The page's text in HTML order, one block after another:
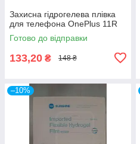
Захисна гідрогелева плівка
для телефона OnePlus 11R
Готово до відправки
133,20 ₴ 148 ₴
–10%